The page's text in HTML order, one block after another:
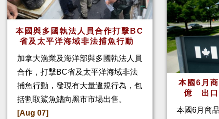
本國與多國執法人員合作打擊BC
省及太平洋海域非法捕魚行動
加拿大漁業及海洋部與多國執法人員
合作，打擊BC省及太平洋海域非法
捕魚行動，發現有大量違規行為，包
括割取鯊魚鰭向黑市市場出售。
[Aug 07]
本國6月
億 出口
本國6月商